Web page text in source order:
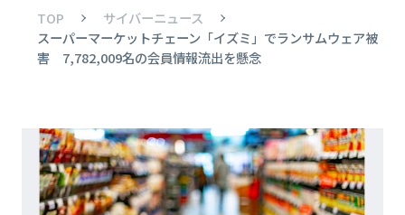
TOP
サイバーニュース
スーパーマーケットチェーン「イズミ」でランサムウェア被
害 7,782,009名の会員情報流出を懸念